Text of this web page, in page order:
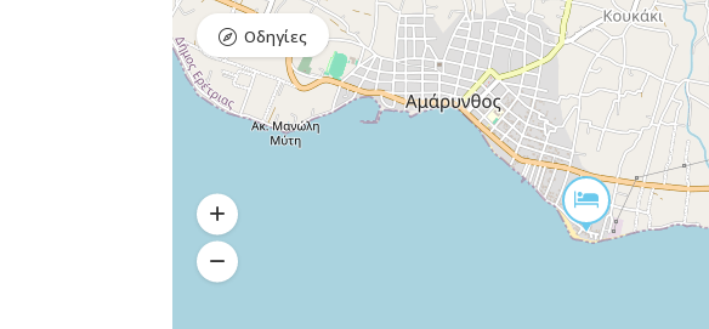
Οδηγίες
Εύβοια 340 05